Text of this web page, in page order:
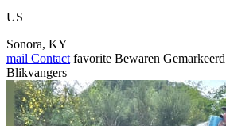
US
Sonora, KY
mail Contact favorite Bewaren Gemarkeerd
Blikvangers